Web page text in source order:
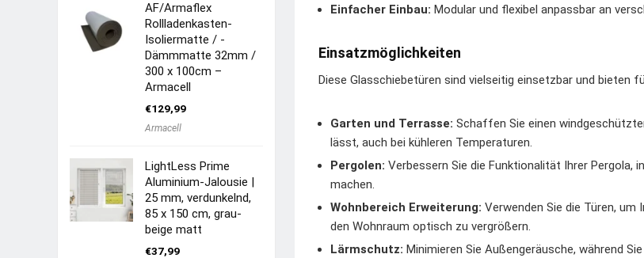
Einfacher Einbau: Modular und flexibel anpassbar an
Einsatzmöglichkeiten
Diese Glasschiebetüren sind vielseitig einsetzbar und bieten
Garten und Terrasse: Schaffen Sie einen
lässt, auch bei kühleren Temperaturen.
Pergolen: Verbessern Sie die Funktionalität Ihrer
machen.
Wohnbereich Erweiterung: Verwenden Sie die Türen, um
den Wohnraum optisch zu vergrößern.
Lärmschutz: Minimieren Sie Außengeräusche, während
AF/Armaflex
Rollladenkasten-
Isoliermatte / -
Dämmmatte 32mm /
300 x 100cm –
Armacell
€129,99
Armacell
LightLess Prime
Aluminium-Jalousie |
25 mm, verdunkelnd,
85 x 150 cm, grau-
beige matt
€37,99